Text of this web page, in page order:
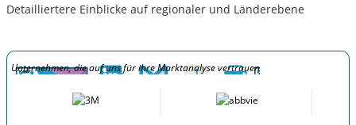
Detailliertere Einblicke auf regionaler und Länderebene
Unternehmen, die auf uns für ihre Marktanalyse vertrauen